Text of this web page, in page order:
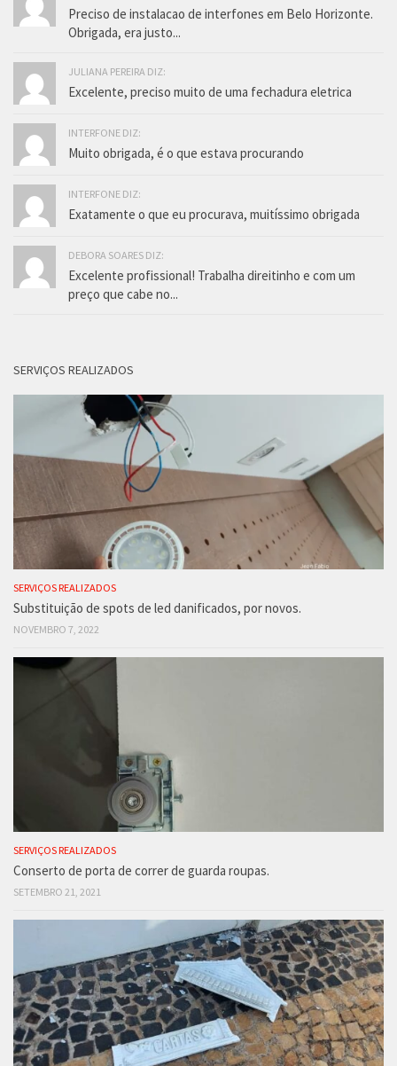
Preciso de instalacao de interfones em Belo Horizonte.
Obrigada, era justo...
JULIANA PEREIRA DIZ:
Excelente, preciso muito de uma fechadura eletrica
INTERFONE DIZ:
Muito obrigada, é o que estava procurando
INTERFONE DIZ:
Exatamente o que eu procurava, muitíssimo obrigada
DEBORA SOARES DIZ:
Excelente profissional! Trabalha direitinho e com um
preço que cabe no...
SERVIÇOS REALIZADOS
SERVIÇOS REALIZADOS
Substituição de spots de led danificados, por novos.
NOVEMBRO 7, 2022
SERVIÇOS REALIZADOS
Conserto de porta de correr de guarda roupas.
SETEMBRO 21, 2021